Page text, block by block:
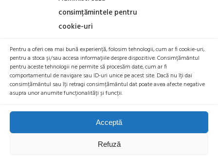
consimțămintele pentru
cookie-uri
Pentru a oferi cea mai bună experiență, folosim tehnologii, cum ar fi cookie-uri,
pentru a stoca și/sau accesa informațiile despre dispozitive. Consimțământul
pentru aceste tehnologii ne permite să procesăm date, cum ar fi
comportamentul de navigare sau ID-uri unice pe acest site. Dacă nu îți dai
consimțământul sau îți retragi consimțământul dat poate avea afecte negative
asupra unor anumite funcționalități și funcții.
Acceptă
Refuză
TRANZACTIONEAZA